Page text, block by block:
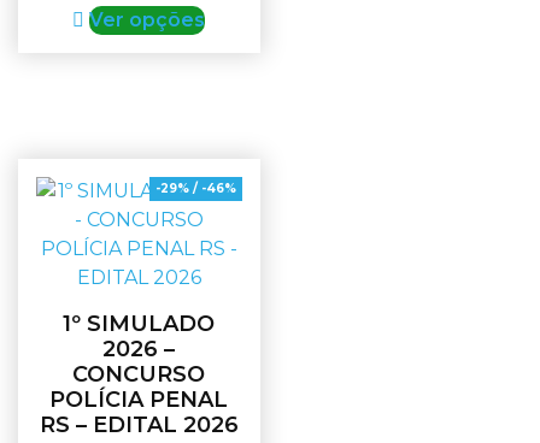
Ver opções
-29% / -46%
1º SIMULADO
2026 –
CONCURSO
POLÍCIA PENAL
RS – EDITAL 2026